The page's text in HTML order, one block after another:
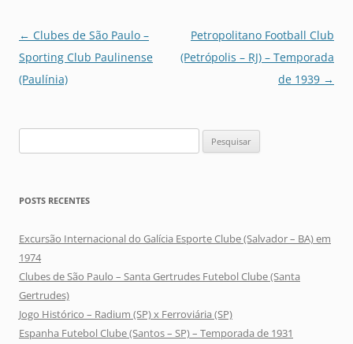
Navegação
de
posts
← Clubes de São Paulo –
Sporting Club Paulinense
(Paulínia)
Petropolitano Football Club
(Petrópolis – RJ) – Temporada
de 1939 →
por:
POSTS RECENTES
Excursão Internacional do Galícia Esporte Clube (Salvador – BA) em
1974
Clubes de São Paulo – Santa Gertrudes Futebol Clube (Santa
Gertrudes)
Jogo Histórico – Radium (SP) x Ferroviária (SP)
Espanha Futebol Clube (Santos – SP) – Temporada de 1931